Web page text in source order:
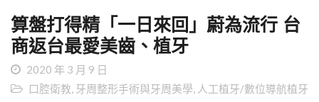
算盤打得精「一日來回」蔚為流行 台
商返台最愛美齒、植牙
2020 年 3 月 9 日
口腔衛教, 牙周整形手術與牙周美學, 人工植牙/數位導航植牙